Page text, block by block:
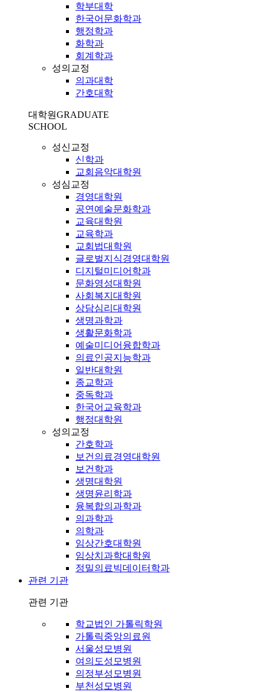
학부대학
한국어문화학과
행정학과
화학과
회계학과
성의교정
의과대학
간호대학
대학원GRADUATE
SCHOOL
성신교정
신학과
교회음악대학원
성심교정
경영대학원
공연예술문화학과
교육대학원
교육학과
교회법대학원
글로벌지식경영대학원
디지털미디어학과
문화영성대학원
사회복지대학원
상담심리대학원
생명과학과
생활문화학과
예술미디어융합학과
의료인공지능학과
일반대학원
종교학과
중독학과
한국어교육학과
행정대학원
성의교정
간호학과
보건의료경영대학원
보건학과
생명대학원
생명윤리학과
융복합의과학과
의과학과
의학과
임상간호대학원
임상치과학대학원
정밀의료빅데이터학과
관련 기관
관련 기관
학교법인 가톨릭학원
가톨릭중앙의료원
서울성모병원
여의도성모병원
의정부성모병원
부천성모병원